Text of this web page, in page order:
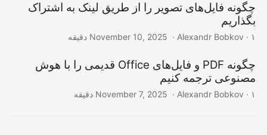
چگونه فایل‌های تصویر را از طریق لینک به اشتراک
بگذاریم
November 10, 2025 ‎ · Alexandr Bobkov · ۱ دقیقه
چگونه PDF و فایل‌های Office قدیمی را با هوش
مصنوعی ترجمه کنیم
November 7, 2025 ‎ · Alexandr Bobkov · ۱ دقیقه